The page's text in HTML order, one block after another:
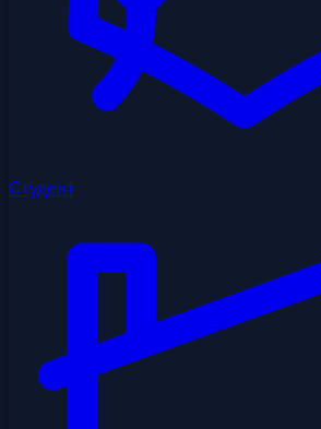
Студент